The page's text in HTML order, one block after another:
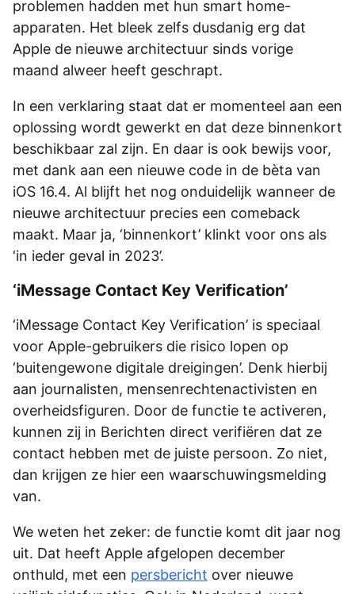
problemen hadden met hun smart home-
apparaten. Het bleek zelfs dusdanig erg dat
Apple de nieuwe architectuur sinds vorige
maand alweer heeft geschrapt.
In een verklaring staat dat er momenteel aan een
oplossing wordt gewerkt en dat deze binnenkort
beschikbaar zal zijn. En daar is ook bewijs voor,
met dank aan een nieuwe code in de bèta van
iOS 16.4. Al blijft het nog onduidelijk wanneer de
nieuwe architectuur precies een comeback
maakt. Maar ja, ‘binnenkort’ klinkt voor ons als
‘in ieder geval in 2023’.
‘iMessage Contact Key Verification’
‘iMessage Contact Key Verification’ is speciaal
voor Apple-gebruikers die risico lopen op
‘buitengewone digitale dreigingen’. Denk hierbij
aan journalisten, mensenrechtenactivisten en
overheidsfiguren. Door de functie te activeren,
kunnen zij in Berichten direct verifiëren dat ze
contact hebben met de juiste persoon. Zo niet,
dan krijgen ze hier een waarschuwingsmelding
van.
We weten het zeker: de functie komt dit jaar nog
uit. Dat heeft Apple afgelopen december
onthuld, met een persbericht over nieuwe